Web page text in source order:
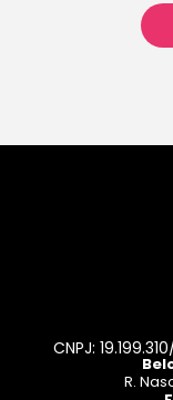
CNPJ:
R.